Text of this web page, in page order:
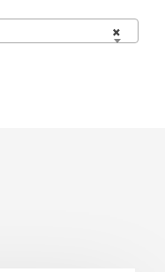
×